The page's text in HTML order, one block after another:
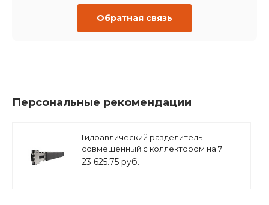
Обратная связь
Персональные рекомендации
Гидравлический разделитель
совмещенный с коллектором на 7
контуров ( M7 ) из нерж. Стали, в
23 625.75 руб.